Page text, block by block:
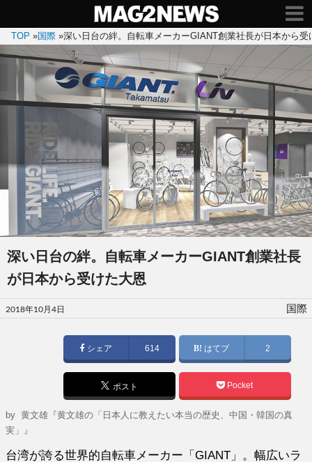
TOP »国際 »深い日台の絆。自転車メーカーGIANT創業社長が日本から受
深い日台の絆。自転車メーカーGIANT創業社長
が日本から受けた大恩
投
稿
2018年10月4日 国際
シェア 614 はてブ 2
ポスト Pocket
by黄文雄『黄文雄の「日本人に教えたい本当の歴史、中国・韓国の真
実」』
台湾が誇る世界的自転車メーカー「GIANT」。幅広いラ